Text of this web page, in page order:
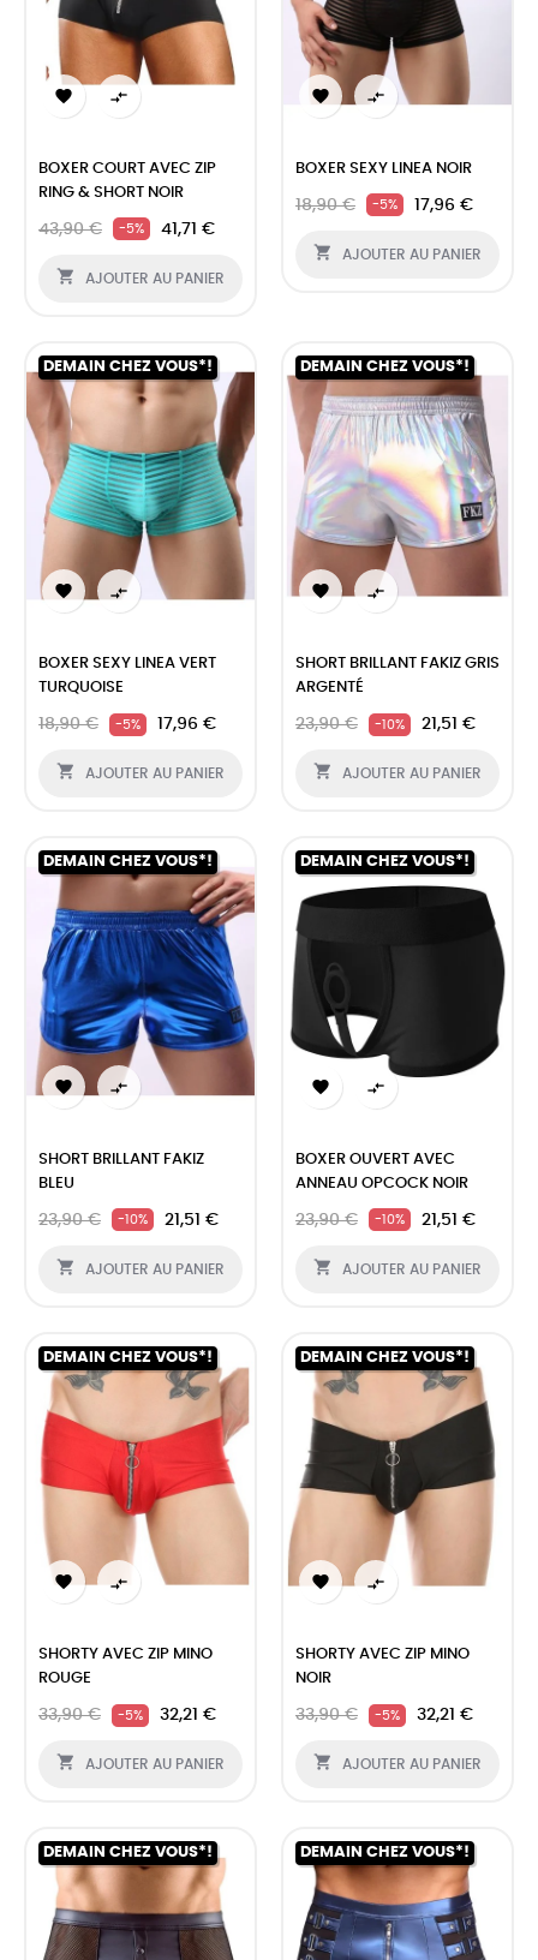
 
BOXER COURT AVEC ZIP
RING & SHORT NOIR
43,90 € -5% 41,71 €
 AJOUTER AU PANIER
 
BOXER SEXY LINEA NOIR
18,90 € -5% 17,96 €
 AJOUTER AU PANIER
DEMAIN CHEZ VOUS*!
 
BOXER SEXY LINEA VERT
TURQUOISE
18,90 € -5% 17,96 €
 AJOUTER AU PANIER
DEMAIN CHEZ VOUS*!
 
SHORT BRILLANT FAKIZ GRIS
ARGENTÉ
23,90 € -10% 21,51 €
 AJOUTER AU PANIER
DEMAIN CHEZ VOUS*!
 
SHORT BRILLANT FAKIZ
BLEU
23,90 € -10% 21,51 €
 AJOUTER AU PANIER
DEMAIN CHEZ VOUS*!
 
BOXER OUVERT AVEC
ANNEAU OPCOCK NOIR
23,90 € -10% 21,51 €
 AJOUTER AU PANIER
DEMAIN CHEZ VOUS*!
 
SHORTY AVEC ZIP MINO
ROUGE
33,90 € -5% 32,21 €
 AJOUTER AU PANIER
DEMAIN CHEZ VOUS*!
 
SHORTY AVEC ZIP MINO
NOIR
33,90 € -5% 32,21 €
 AJOUTER AU PANIER
DEMAIN CHEZ VOUS*! DEMAIN CHEZ VOUS*!